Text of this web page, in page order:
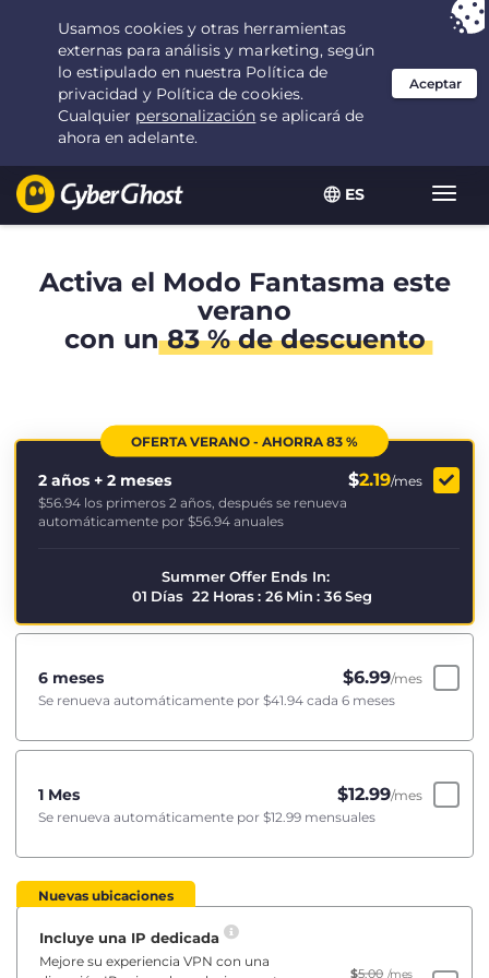
ES
Tu elección: la mejor ofertadurante 2.1666666666667 años por $
2.19
/mes
Activa el Modo Fantasma este
verano
con un83 % de descuento
OFERTA VERANO - AHORRA 83 %
2 años + 2 meses $2.19/mes
$56.94 los primeros 2 años, después se renueva
automáticamente por $56.94 anuales
Summer Offer Ends In:
01 Días 22 Horas: 26 Min : 35Seg
6 meses $6.99/mes
Se renueva automáticamente por $41.94 cada 6 meses
1 Mes $12.99/mes
Se renueva automáticamente por $12.99 mensuales
Nuevas ubicaciones
Incluye una IP dedicada
Mejore su experiencia VPN con una
$5.00 /mes